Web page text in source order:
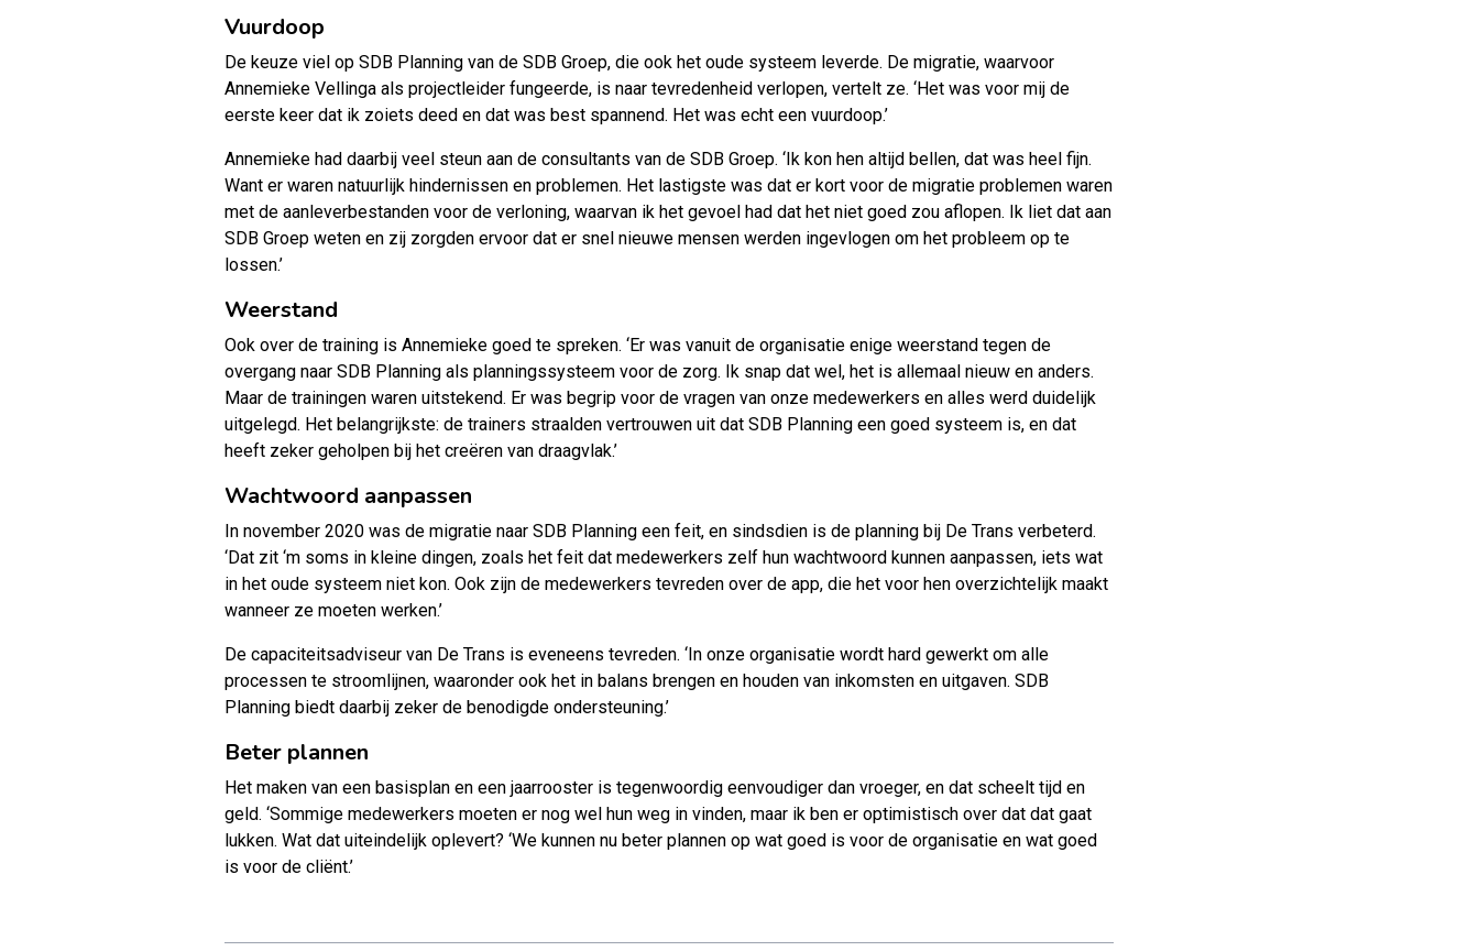
Vuurdoop
De keuze viel op SDB Planning van de SDB Groep, die ook het oude systeem leverde. De migratie, waarvoor
Annemieke Vellinga als projectleider fungeerde, is naar tevredenheid verlopen, vertelt ze. ‘Het was voor mij de
eerste keer dat ik zoiets deed en dat was best spannend. Het was echt een vuurdoop.’
Annemieke had daarbij veel steun aan de consultants van de SDB Groep. ‘Ik kon hen altijd bellen, dat was heel fijn.
Want er waren natuurlijk hindernissen en problemen. Het lastigste was dat er kort voor de migratie problemen waren
met de aanleverbestanden voor de verloning, waarvan ik het gevoel had dat het niet goed zou aflopen. Ik liet dat aan
SDB Groep weten en zij zorgden ervoor dat er snel nieuwe mensen werden ingevlogen om het probleem op te
lossen.’
Weerstand
Ook over de training is Annemieke goed te spreken. ‘Er was vanuit de organisatie enige weerstand tegen de
overgang naar SDB Planning als planningssysteem voor de zorg. Ik snap dat wel, het is allemaal nieuw en anders.
Maar de trainingen waren uitstekend. Er was begrip voor de vragen van onze medewerkers en alles werd duidelijk
uitgelegd. Het belangrijkste: de trainers straalden vertrouwen uit dat SDB Planning een goed systeem is, en dat
heeft zeker geholpen bij het creëren van draagvlak.’
Wachtwoord aanpassen
In november 2020 was de migratie naar SDB Planning een feit, en sindsdien is de planning bij De Trans verbeterd.
‘Dat zit ‘m soms in kleine dingen, zoals het feit dat medewerkers zelf hun wachtwoord kunnen aanpassen, iets wat
in het oude systeem niet kon. Ook zijn de medewerkers tevreden over de app, die het voor hen overzichtelijk maakt
wanneer ze moeten werken.’
De capaciteitsadviseur van De Trans is eveneens tevreden. ‘In onze organisatie wordt hard gewerkt om alle
processen te stroomlijnen, waaronder ook het in balans brengen en houden van inkomsten en uitgaven. SDB
Planning biedt daarbij zeker de benodigde ondersteuning.’
Beter plannen
Het maken van een basisplan en een jaarrooster is tegenwoordig eenvoudiger dan vroeger, en dat scheelt tijd en
geld. ‘Sommige medewerkers moeten er nog wel hun weg in vinden, maar ik ben er optimistisch over dat dat gaat
lukken. Wat dat uiteindelijk oplevert? ‘We kunnen nu beter plannen op wat goed is voor de organisatie en wat goed
is voor de cliënt.’